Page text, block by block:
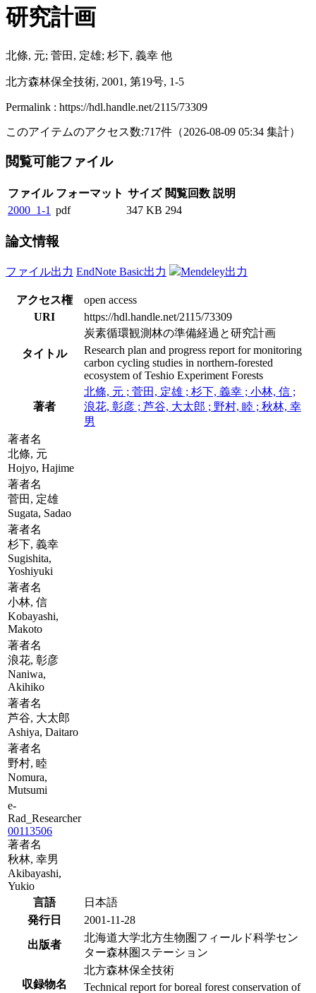
研究計画
北條, 元; 菅田, 定雄; 杉下, 義幸 他
北方森林保全技術, 2001, 第19号, 1-5
Permalink : https://hdl.handle.net/2115/73309
このアイテムのアクセス数:717件 （2026-08-09 05:34 集計）
閲覧可能ファイル
ファイル フォーマット サイズ 閲覧回数 説明
2000_1-1 pdf 347 KB 294
論文情報
ファイル出力 EndNote Basic出力 Mendeley出力
アクセス権
open access
URI
https://hdl.handle.net/2115/73309
タイトル
炭素循環観測林の準備経過と研究計画
Research plan and progress report for monitoring
carbon cycling studies in northern-forested
ecosystem of Teshio Experiment Forests
著者
北條, 元 ; 菅田, 定雄 ; 杉下, 義幸 ; 小林, 信 ;
浪花, 彰彦 ; 芦谷, 大太郎 ; 野村, 睦 ; 秋林, 幸
男
著者名
北條, 元
Hojyo, Hajime
著者名
菅田, 定雄
Sugata, Sadao
著者名
杉下, 義幸
Sugishita,
Yoshiyuki
著者名
小林, 信
Kobayashi,
Makoto
著者名
浪花, 彰彦
Naniwa,
Akihiko
著者名
芦谷, 大太郎
Ashiya, Daitaro
著者名
野村, 睦
Nomura,
Mutsumi
e-
Rad_Researcher
00113506
著者名
秋林, 幸男
Akibayashi,
Yukio
言語
日本語
発行日
2001-11-28
出版者
北海道大学北方生物圏フィールド科学セン
ター森林圏ステーション
収録物名
北方森林保全技術
Technical report for boreal forest conservation of